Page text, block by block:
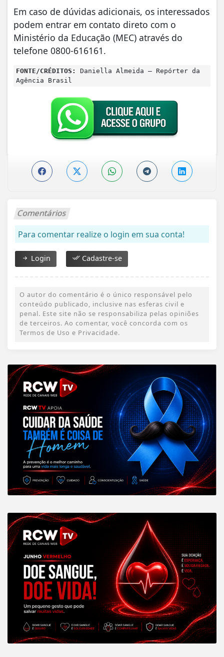
Em caso de dúvidas adicionais, os interessados
podem entrar em contato direto com o
Ministério da Educação (MEC) através do
telefone 0800-616161.
FONTE/CRÉDITOS:
Daniella Almeida – Repórter da
Agência Brasil
Comentários
Para comentar realize o login em sua conta!
Login Cadastre-se
O autor do comentário é o único responsável pelo
conteúdo publicado, inclusive nas esferas civil e
penal. Este site não se responsabiliza pelas opiniões
de terceiros. Ao comentar, você concorda com os
Termos de Uso e Privacidade.